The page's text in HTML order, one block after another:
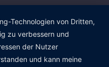
Technologien von Dritten,
zu verbessern und
der Nutzer
und kann meine